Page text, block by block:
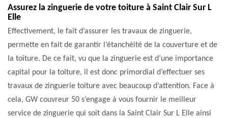
Assurez la zinguerie de votre toiture à Saint Clair Sur L
Elle
Effectivement, le fait d’assurer les travaux de zinguerie,
permette en fait de garantir l’étanchéité de la couverture et de
la toiture. De ce fait, vu que la zinguerie est d’une importance
capital pour la toiture, il est donc primordial d’effectuer ses
travaux de zinguerie toiture avec beaucoup d’attention. Face à
cela, GW couvreur 50 s’engage à vous fournir le meilleur
service de zinguerie qui soit dans la Saint Clair Sur L Elle ainsi